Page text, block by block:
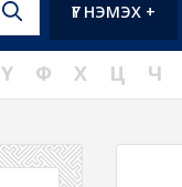
ҮГ НЭМЭХ +
Ү Ф Х Ц Ч